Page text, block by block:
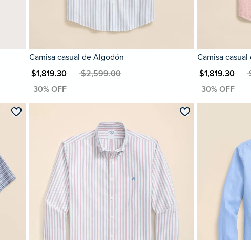
Camisa casual de Algodón
MXN $1,819.30MXN $2,599.00
Camisa
MXN $1,819.30MXN